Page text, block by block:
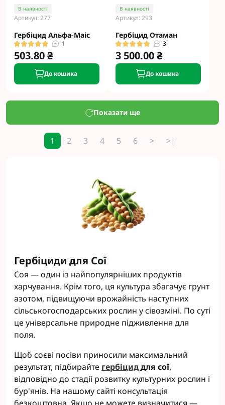
В наявності
Артикул: 277
Гербіцид Альфа-Маіс
1
503.80 ₴
До кошика
В наявності
Артикул: 293
Гербіцид Отаман
3
3 500.00 ₴
До кошика
Показати ще
1 2 3 4 5 6 > >|
Гербіциди для Сої
Соя — один із найпопулярніших продуктів
харчування. Крім того, ця культура збагачує грунт
азотом, підвищуючи врожайність наступних
сільськогосподарських рослин у сівозміні. По суті
це універсальне природне підживлення для
поля.
Щоб соєві посіви приносили максимальний
результат, підбирайте гербіциддля сої,
відповідно до стадії розвитку культурних рослин і
бур'янів. На нашому сайті консультація